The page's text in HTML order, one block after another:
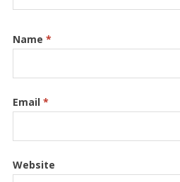
Name *
Email *
Website